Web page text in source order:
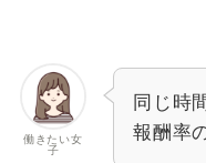
働きたい女
子
同じ時
報酬率